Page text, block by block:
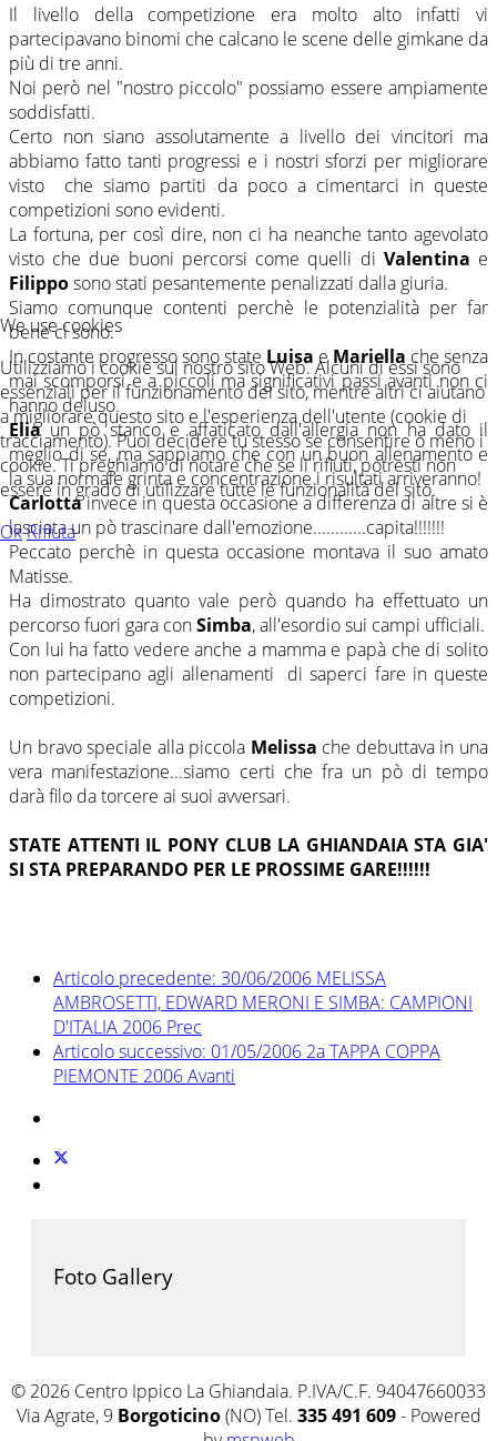
Il livello della competizione era molto alto infatti vi
partecipavano binomi che calcano le scene delle gimkane da
più di tre anni.
Noi però nel "nostro piccolo" possiamo essere ampiamente
soddisfatti.
Certo non siano assolutamente a livello dei vincitori ma
abbiamo fatto tanti progressi e i nostri sforzi per migliorare
visto che siamo partiti da poco a cimentarci in queste
competizioni sono evidenti.
La fortuna, per così dire, non ci ha neanche tanto agevolato
visto che due buoni percorsi come quelli di Valentina e
Filipposono stati pesantemente penalizzati dalla giuria.
Siamo comunque contenti perchè le potenzialità per far
bene ci sono.
In costante progresso sono state Luisa eMariella che senza
mai scomporsi e a piccoli ma significativi passi avanti non ci
hanno deluso.
Eliaun pò stanco e affaticato dall'allergia non ha dato il
meglio di se, ma sappiamo che con un buon allenamento e
la sua normale grinta e concentrazione i risultati arriveranno!
Carlottainvece in questa occasione a differenza di altre si è
lasciata un pò trascinare dall'emozione............capita!!!!!!!
Peccato perchè in questa occasione montava il suo amato
Matisse.
Ha dimostrato quanto vale però quando ha effettuato un
percorso fuori gara conSimba, all'esordio sui campi ufficiali.
Con lui ha fatto vedere anche a mamma e papà che di solito
non partecipano agli allenamenti di saperci fare in queste
competizioni.
Un bravo speciale alla piccola Melissa che debuttava in una
vera manifestazione...siamo certi che fra un pò di tempo
darà filo da torcere ai suoi avversari.
STATE ATTENTI IL PONY CLUB LA GHIANDAIA STA GIA'
SI STA PREPARANDO PER LE PROSSIME GARE!!!!!!
Articolo precedente: 30/06/2006 MELISSA
AMBROSETTI, EDWARD MERONI E SIMBA: CAMPIONI
D'ITALIA 2006 Prec
Articolo successivo: 01/05/2006 2a TAPPA COPPA
PIEMONTE 2006Avanti
Foto Gallery
© 2026 Centro Ippico La Ghiandaia. P.IVA/C.F. 94047660033
Via Agrate, 9 Borgoticino(NO) Tel. 335 491 609- Powered
We use cookies
Utilizziamo i cookie sul nostro sito Web. Alcuni di essi sono
essenziali per il funzionamento del sito, mentre altri ci aiutano
a migliorare questo sito e l'esperienza dell'utente (cookie di
tracciamento). Puoi decidere tu stesso se consentire o meno i
cookie. Ti preghiamo di notare che se li rifiuti, potresti non
essere in grado di utilizzare tutte le funzionalità del sito.
OkRifiuta